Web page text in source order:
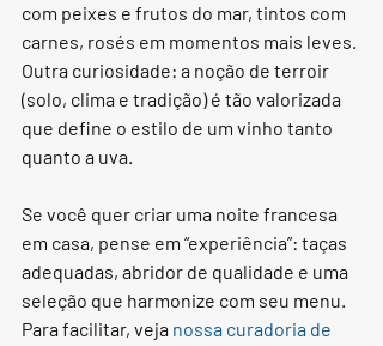
com peixes e frutos do mar, tintos com
carnes, rosés em momentos mais leves.
Outra curiosidade: a noção de terroir
(solo, clima e tradição) é tão valorizada
que define o estilo de um vinho tanto
quanto a uva.
Se você quer criar uma noite francesa
em casa, pense em “experiência”: taças
adequadas, abridor de qualidade e uma
seleção que harmonize com seu menu.
Para facilitar, veja nossa curadoria de